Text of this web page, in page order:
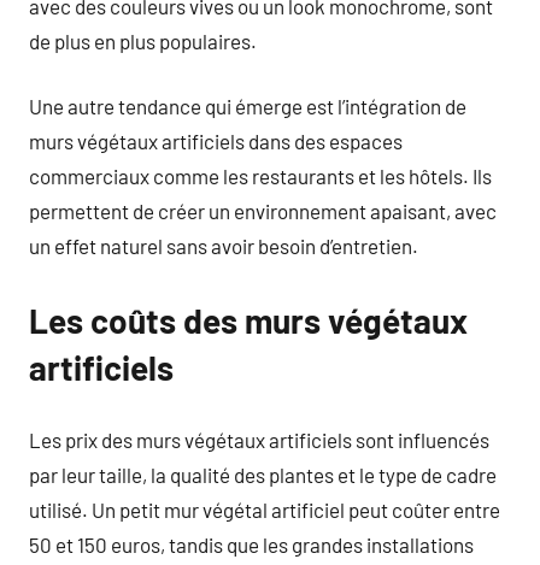
avec des couleurs vives ou un look monochrome, sont
de plus en plus populaires.
Une autre tendance qui émerge est l’intégration de
murs végétaux artificiels dans des espaces
commerciaux comme les restaurants et les hôtels. Ils
permettent de créer un environnement apaisant, avec
un effet naturel sans avoir besoin d’entretien.
Les coûts des murs végétaux
artificiels
Les prix des murs végétaux artificiels sont influencés
par leur taille, la qualité des plantes et le type de cadre
utilisé. Un petit mur végétal artificiel peut coûter entre
50 et 150 euros, tandis que les grandes installations